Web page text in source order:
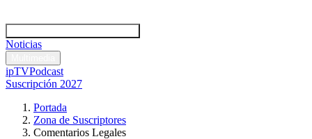
Noticias
ipTVPodcast
Suscripción 2027
Portada
Zona de Suscriptores
Comentarios Legales